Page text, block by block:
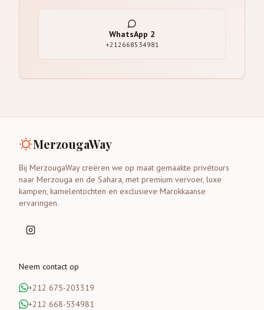
WhatsApp 2
+212668534981
MerzougaWay
Bij MerzougaWay creëren we op maat gemaakte privétours
naar Merzouga en de Sahara, met premium vervoer, luxe
kampen, kamelentochten en exclusieve Marokkaanse
ervaringen.
Neem contact op
+212 675-203319
+212 668-534981